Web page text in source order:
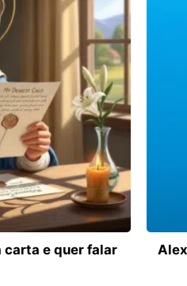
carta e quer falar